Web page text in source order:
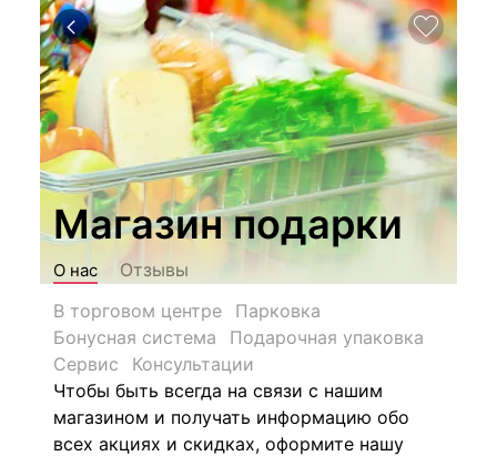
Магазин подарки
О нас
Отзывы
В торговом центре
Парковка
Бонусная система
Подарочная упаковка
Сервис
Консультации
Чтобы быть всегда на связи с нашим
магазином и получать информацию обо
всех акциях и скидках, оформите нашу